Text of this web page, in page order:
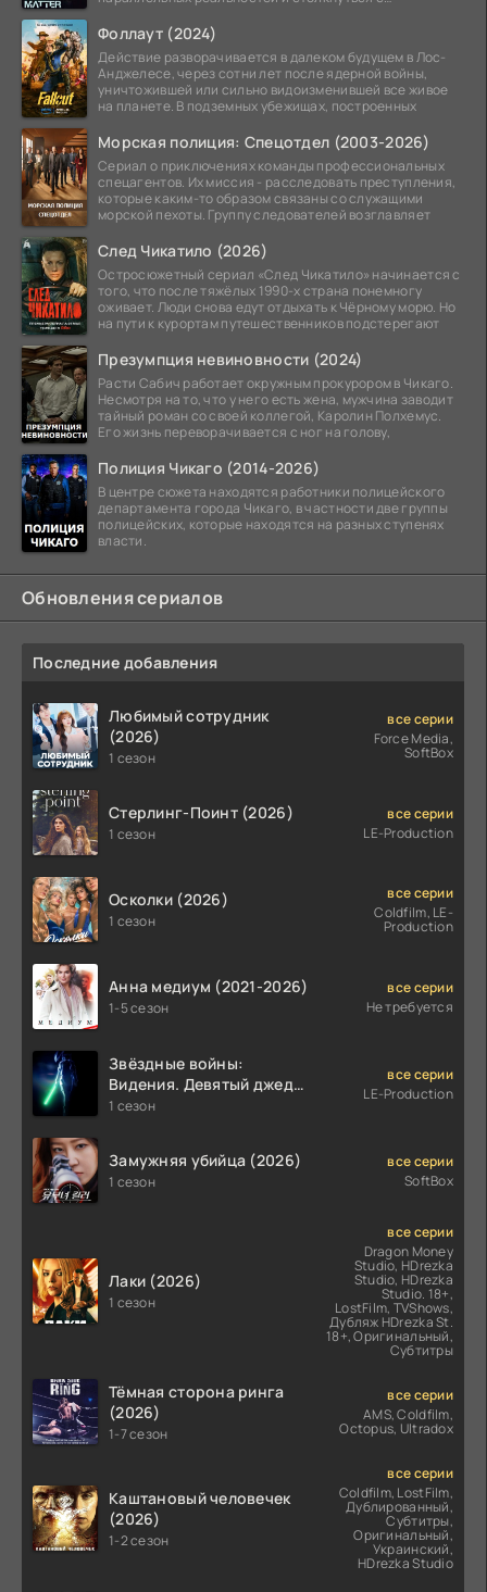
Фоллаут (2024)
Действие разворачивается в далеком будущем в Лос-
Анджелесе, через сотни лет после ядерной войны,
уничтожившей или сильно видоизменившей все живое
на планете. В подземных убежищах, построенных
Морская полиция: Спецотдел (2003-2026)
Сериал о приключениях команды профессиональных
спецагентов. Их миссия - расследовать преступления,
которые каким-то образом связаны со служащими
морской пехоты. Группу следователей возглавляет
След Чикатило (2026)
Остросюжетный сериал «След Чикатило» начинается с
того, что после тяжёлых 1990-х страна понемногу
оживает. Люди снова едут отдыхать к Чёрному морю. Но
на пути к курортам путешественников подстерегают
Презумпция невиновности (2024)
Расти Сабич работает окружным прокурором в Чикаго.
Несмотря на то, что у него есть жена, мужчина заводит
тайный роман со своей коллегой, Каролин Полхемус.
Его жизнь переворачивается с ног на голову,
Полиция Чикаго (2014-2026)
В центре сюжета находятся работники полицейского
департамента города Чикаго, в частности две группы
полицейских, которые находятся на разных ступенях
власти.
Обновления сериалов
Последние добавления
Любимый сотрудник
(2026)
1 сезон
все серии
Force Media,
SoftBox
Стерлинг-Поинт (2026)
1 сезон
все серии
LE-Production
Осколки (2026)
1 сезон
все серии
Coldfilm, LE-
Production
Анна медиум (2021-2026)
1-5 сезон
все серии
Не требуется
Звёздные войны:
Видения. Девятый джедай
(2026)
1 сезон
все серии
LE-Production
Замужняя убийца (2026)
1 сезон
все серии
SoftBox
Лаки (2026)
1 сезон
все серии
Dragon Money
Studio, HDrezka
Studio, HDrezka
Studio. 18+,
LostFilm, TVShows,
Дубляж HDrezka St.
18+, Оригинальный,
Субтитры
Тёмная сторона ринга
(2026)
1-7 сезон
все серии
AMS, Coldfilm,
Octopus, Ultradox
Каштановый человечек
(2026)
1-2 сезон
все серии
Coldfilm, LostFilm,
Дублированный,
Субтитры,
Оригинальный,
Украинский,
HDrezka Studio